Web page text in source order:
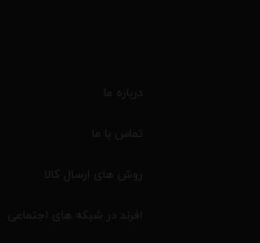
درباره ما
تماس با ما
روش های ارسال کالا
افرند در شبکه های اجتماعی